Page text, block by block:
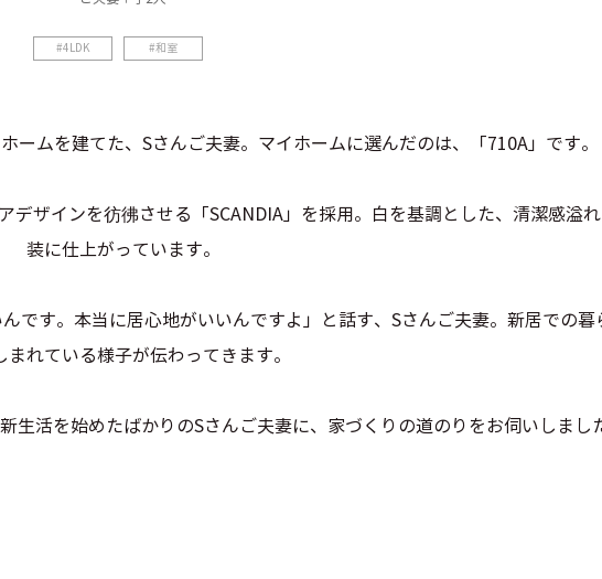
4LDK 和室
ームを建てた、Sさんご夫妻。マイホームに選んだのは、「710A」です。
デザインを彷彿させる「SCANDIA」を採用。白を基調とした、清潔感溢
装に仕上がっています。
です。本当に居心地がいいんですよ」と話す、Sさんご夫妻。新居での暮
まれている様子が伝わってきます。
生活を始めたばかりのSさんご夫妻に、家づくりの道のりをお伺いしまし